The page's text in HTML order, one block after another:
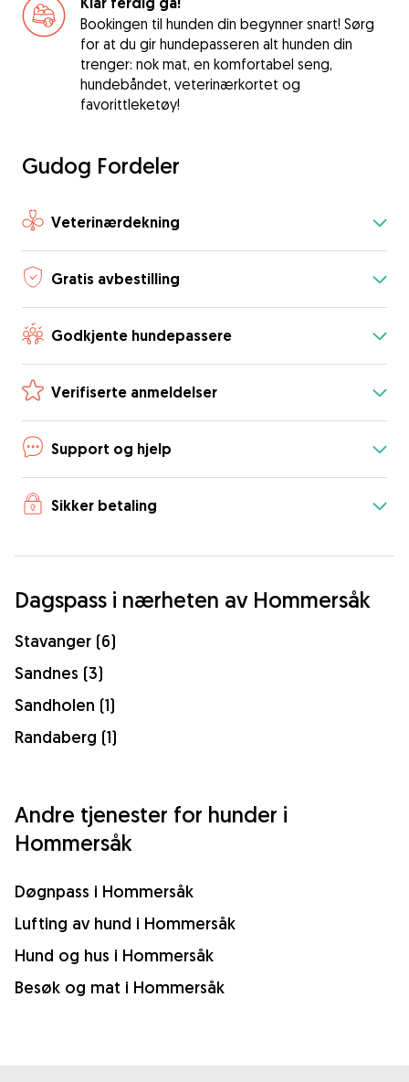
Bookingen til hunden din begynner snart! Sørg
for at du gir hundepasseren alt hunden din
trenger: nok mat, en komfortabel seng,
hundebåndet, veterinærkortet og
favorittleketøy!
Gudog Fordeler
Veterinærdekning
Gratis avbestilling
Godkjente hundepassere
Verifiserte anmeldelser
Support og hjelp
Sikker betaling
Dagspass i nærheten av Hommersåk
Stavanger (6)
Sandnes (3)
Sandholen (1)
Randaberg (1)
Andre tjenester for hunder i
Hommersåk
Døgnpass i Hommersåk
Lufting av hund i Hommersåk
Hund og hus i Hommersåk
Besøk og mat i Hommersåk